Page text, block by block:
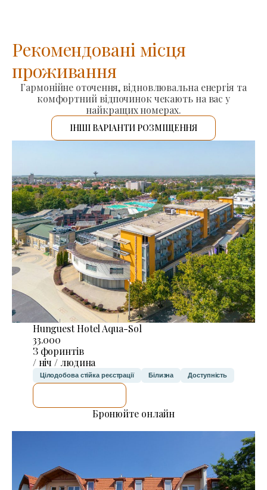
Рекомендовані місця
проживання
Гармонійне оточення, відновлювальна енергія та
комфортний відпочинок чекають на вас у
найкращих номерах.
ІНШІ ВАРІАНТИ РОЗМІЩЕННЯ
Hunguest Hotel Aqua-Sol
33.000
З форинтів
/ ніч / людина
Цілодобова стійка реєстрації Білизна Доступність
Бронюйте онлайн